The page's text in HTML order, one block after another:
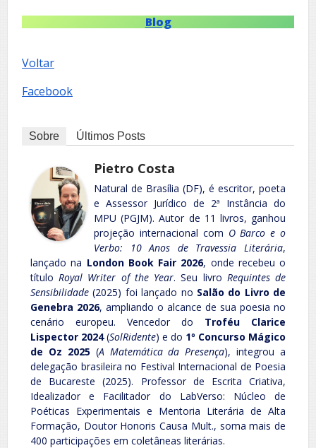
Blog
Voltar
Facebook
Sobre Últimos Posts
Pietro Costa
Natural de Brasília (DF), é escritor, poeta
e Assessor Jurídico de 2ª Instância do
MPU (PGJM). Autor de 11 livros, ganhou
projeção internacional com O Barco e o
Verbo: 10 Anos de Travessia Literária,
lançado na London Book Fair 2026, onde recebeu o
títuloRoyal Writer of the Year. Seu livro Requintes de
Sensibilidade (2025) foi lançado no Salão do Livro de
Genebra 2026, ampliando o alcance de sua poesia no
cenário europeu. Vencedor do Troféu Clarice
Lispector 2024(SolRidente) e do 1º Concurso Mágico
de Oz 2025(A Matemática da Presença), integrou a
delegação brasileira no Festival Internacional de Poesia
de Bucareste (2025). Professor de Escrita Criativa,
Idealizador e Facilitador do LabVerso: Núcleo de
Poéticas Experimentais e Mentoria Literária de Alta
Formação, Doutor Honoris Causa Mult., soma mais de
400 participações em coletâneas literárias.